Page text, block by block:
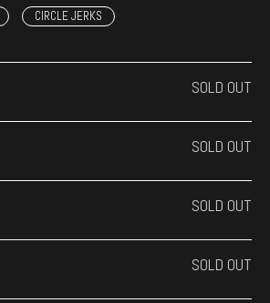
CIRCLE JERKS
SOLD OUT
SOLD OUT
SOLD OUT
SOLD OUT